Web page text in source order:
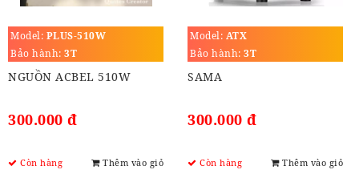
Model: PLUS-510W
Bảo hành: 3T
NGUỒN ACBEL 510W
300.000 đ
Còn hàng Thêm vào giỏ
Model: ATX
Bảo hành: 3T
SAMA
300.000 đ
Còn hàng Thêm vào giỏ